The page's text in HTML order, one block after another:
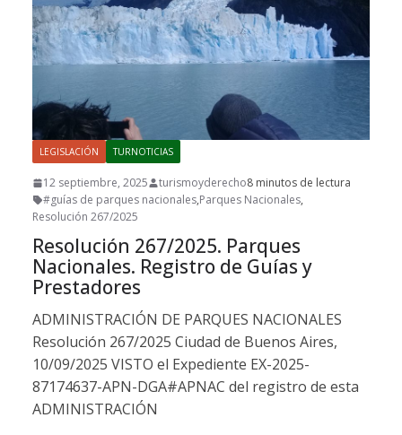
LEGISLACIÓN TURNOTICIAS
12 septiembre, 2025 turismoyderecho8 minutos de lectura
#guías de parques nacionales,Parques Nacionales,
Resolución 267/2025
Resolución 267/2025. Parques
Nacionales. Registro de Guías y
Prestadores
ADMINISTRACIÓN DE PARQUES NACIONALES
Resolución 267/2025 Ciudad de Buenos Aires,
10/09/2025 VISTO el Expediente EX-2025-
87174637-APN-DGA#APNAC del registro de esta
ADMINISTRACIÓN